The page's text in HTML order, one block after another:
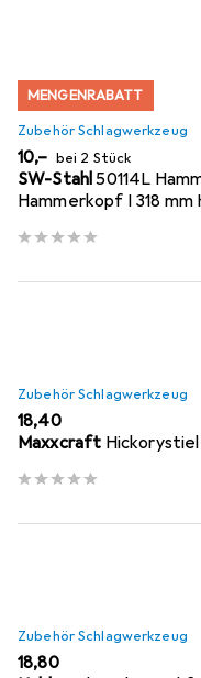
MENGENRABATT
Zubehör Schlagwerkzeug
EUR
10,– bei 2 Stück
SW-Stahl50114L
Hammerkopf I 318
Zubehör Schlagwerkzeug
EUR
18,40
Maxxcraft Hickorystiel
Zubehör Schlagwerkzeug
EUR
18,80